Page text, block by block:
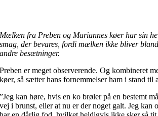
Mælken fra Preben og Mariannes køer har sin
smag, der bevares, fordi mælken ikke bliver
andre besætninger.
Preben er meget observerende. Og kombineret
køer, så sætter hans fornemmelser ham i stand til
”Jeg kan høre, hvis en ko brøler på en bestemt
vej i brunst, eller at nu er der noget galt. Jeg kan